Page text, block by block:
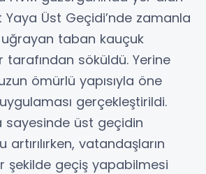
Yaya Üst Geçidi’nde zamanla
taban kauçuk
söküldü. Yerine
uzun ömürlü yapısıyla öne
gerçekleştirildi.
sayesinde üst geçidin
artırılırken, vatandaşların
şekilde geçiş yapabilmesi